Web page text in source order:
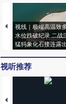
视线｜极端高温致
水位跌破纪录 二战
猛犸象化石接连露
视听推荐